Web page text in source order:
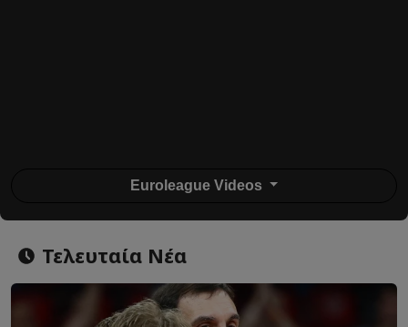
Euroleague Videos
Τελευταία Νέα